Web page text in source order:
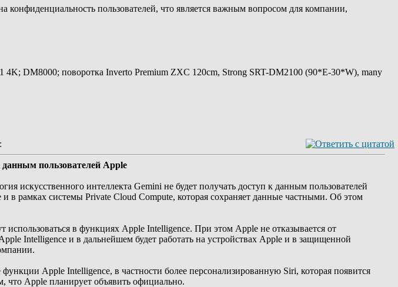
конфиденциальность пользователей, что является важным вопросом для компании,
DM8000; поворотка Inverto Premium ZXC 120cm, Strong SRT-DM2100 (90*E-30*W), many
:
пользователей Apple
искусственного интеллекта Gemini не будет получать доступ к данным пользователей
в рамках системы Private Cloud Compute, которая сохраняет данные частными. Об этом
использоваться в функциях Apple Intelligence. При этом Apple не отказывается от
Intelligence и в дальнейшем будет работать на устройствах Apple и в защищенной
Apple Intelligence, в частности более персонализированную Siri, которая появится
что Apple планирует объявить официально.